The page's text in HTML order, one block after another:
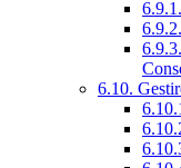
6.10.